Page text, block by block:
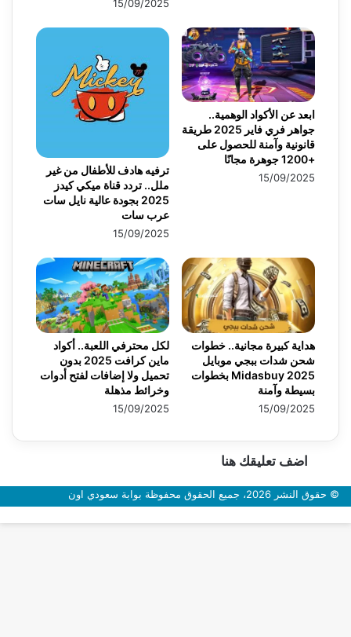
15/09/2025
ترفيه هادف للأطفال من غير
ملل.. تردد قناة ميكي كيدز
2025 بجودة عالية نايل سات
عرب سات
15/09/2025
ابعد عن الأكواد الوهمية..
جواهر فري فاير 2025 طريقة
قانونية وآمنة للحصول على
+1200 جوهرة مجانًا
15/09/2025
لكل محترفي اللعبة.. أكواد
ماين كرافت 2025 بدون
تحميل ولا إضافات لفتح أدوات
وخرائط مذهلة
15/09/2025
هداية كبيرة مجانية.. خطوات
شحن شدات ببجي موبايل
2025 Midasbuy بخطوات
بسيطة وآمنة
15/09/2025
اضف تعليقك هنا
© حقوق النشر 2026، جميع الحقوق محفوظة بوابة سعودي اون